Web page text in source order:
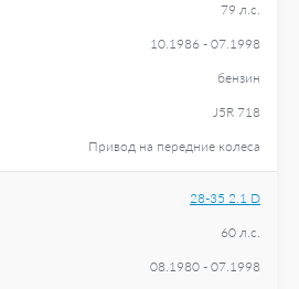
79 л.с.
10.1986 - 07.1998
бензин
J5R 718
Привод на передние колеса
28-35 2.1 D
60 л.с.
08.1980 - 07.1998